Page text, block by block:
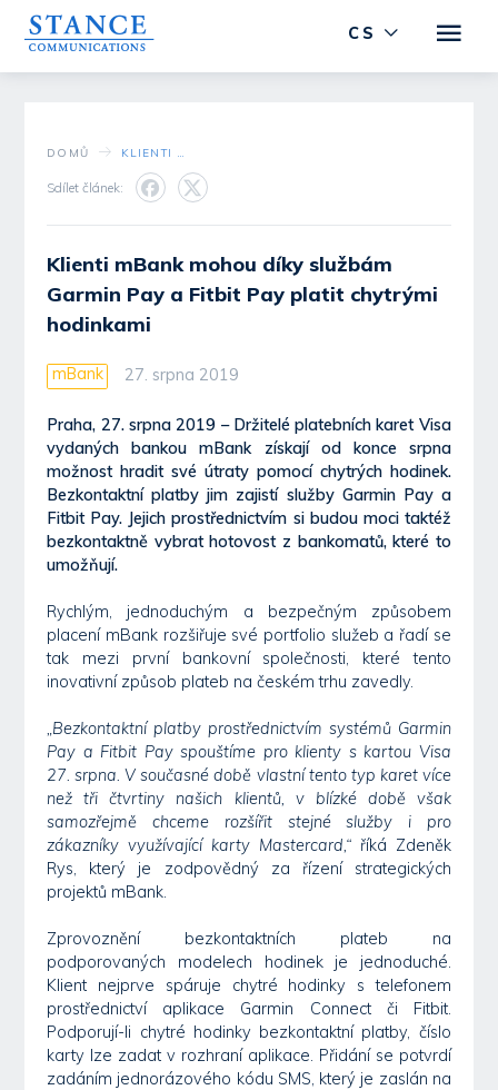
CS
DOMŮ
Sdílet článek:
Klienti mBank mohou díky službám
Garmin Pay a Fitbit Pay platit chytrými
hodinkami
mBank 27. srpna 2019
Praha, 27. srpna 2019 – Držitelé platebních karet Visa
vydaných bankou mBank získají od konce srpna
možnost hradit své útraty pomocí chytrých hodinek.
Bezkontaktní platby jim zajistí služby Garmin Pay a
Fitbit Pay. Jejich prostřednictvím si budou moci taktéž
bezkontaktně vybrat hotovost z bankomatů, které to
umožňují.
Rychlým, jednoduchým a bezpečným způsobem
placení mBank rozšiřuje své portfolio služeb a řadí se
tak mezi první bankovní společnosti, které tento
inovativní způsob plateb na českém trhu zavedly.
„Bezkontaktní platby prostřednictvím systémů Garmin
Pay a Fitbit Pay spouštíme pro klienty s kartou Visa
27. srpna. V současné době vlastní tento typ karet více
než tři čtvrtiny našich klientů, v blízké době však
samozřejmě chceme rozšířit stejné služby i pro
zákazníky využívající karty Mastercard,“říká Zdeněk
Rys, který je zodpovědný za řízení strategických
projektů mBank.
Zprovoznění bezkontaktních plateb na
podporovaných modelech hodinek je jednoduché.
Klient nejprve spáruje chytré hodinky s telefonem
prostřednictví aplikace Garmin Connect či Fitbit.
Podporují-li chytré hodinky bezkontaktní platby, číslo
karty lze zadat v rozhraní aplikace. Přidání se potvrdí
zadáním jednorázového kódu SMS, který je zaslán na